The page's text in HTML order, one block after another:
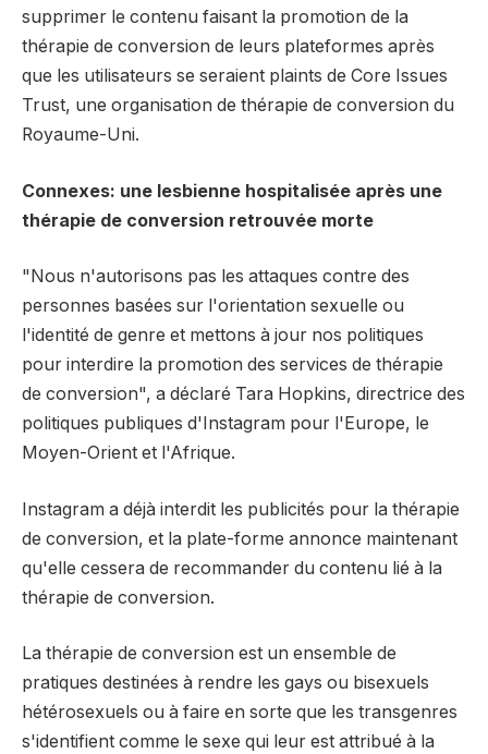
supprimer le contenu faisant la promotion de la
thérapie de conversion de leurs plateformes après
que les utilisateurs se seraient plaints de Core Issues
Trust, une organisation de thérapie de conversion du
Royaume-Uni.
Connexes: une lesbienne hospitalisée après une
thérapie de conversion retrouvée morte
"Nous n'autorisons pas les attaques contre des
personnes basées sur l'orientation sexuelle ou
l'identité de genre et mettons à jour nos politiques
pour interdire la promotion des services de thérapie
de conversion", a déclaré Tara Hopkins, directrice des
politiques publiques d'Instagram pour l'Europe, le
Moyen-Orient et l'Afrique.
Instagram a déjà interdit les publicités pour la thérapie
de conversion, et la plate-forme annonce maintenant
qu'elle cessera de recommander du contenu lié à la
thérapie de conversion.
La thérapie de conversion est un ensemble de
pratiques destinées à rendre les gays ou bisexuels
hétérosexuels ou à faire en sorte que les transgenres
s'identifient comme le sexe qui leur est attribué à la